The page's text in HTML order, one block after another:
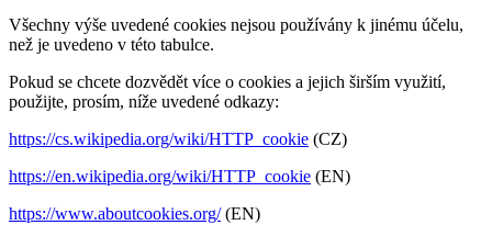
Všechny výše uvedené cookies nejsou používány k jinému účelu,
než je uvedeno v této tabulce.
Pokud se chcete dozvědět více o cookies a jejich širším využití,
použijte, prosím, níže uvedené odkazy:
https://cs.wikipedia.org/wiki/HTTP_cookie (CZ)
https://en.wikipedia.org/wiki/HTTP_cookie (EN)
https://www.aboutcookies.org/(EN)